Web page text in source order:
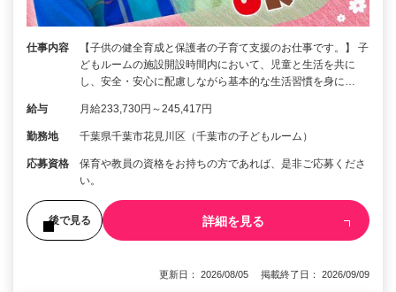
仕事内容
【子供の健全育成と保護者の子育て支援のお仕事です。】 子
どもルームの施設開設時間内において、児童と生活を共に
し、安全・安心に配慮しながら基本的な生活習慣を身に…
給与 月給233,730円～245,417円
勤務地 千葉県千葉市花見川区（千葉市の子どもルーム）
応募資格
保育や教員の資格をお持ちの方であれば、是非ご応募くださ
い。
後で見る 詳細を見る
更新日： 2026/08/05 掲載終了日： 2026/09/09